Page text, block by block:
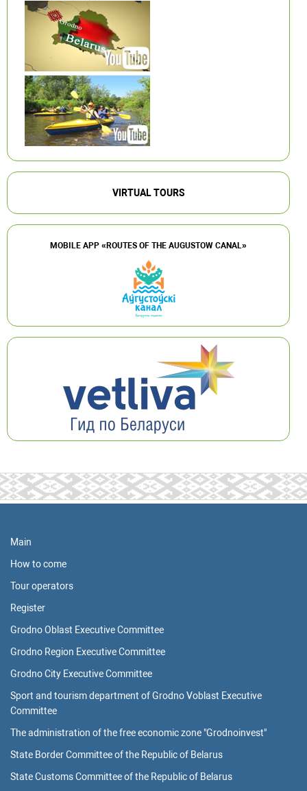
VIRTUAL TOURS
MOBILE APP «ROUTES OF THE AUGUSTOW CANAL»
Main
How to come
Tour operators
Register
Grodno Oblast Executive Committee
Grodno Region Executive Committee
Grodno City Executive Committee
Sport and tourism department of Grodno Voblast Executive
Committee
The administration of the free economic zone "Grodnoinvest"
State Border Committee of the Republic of Belarus
State Customs Committee of the Republic of Belarus